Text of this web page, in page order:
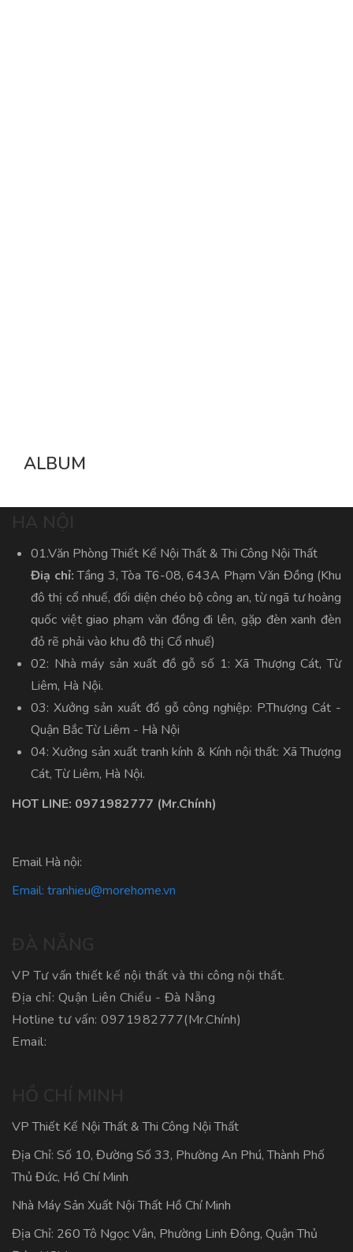
ALBUM
01.Văn Phòng Thiết Kế Nội Thất & Thi Công Nội Thất
Điạ chỉ:Tầng 3, Tòa T6-08, 643A Phạm Văn Đồng (Khu
đô thị cổ nhuế, đối diện chéo bộ công an, từ ngã tư hoàng
quốc việt giao phạm văn đồng đi lên, gặp đèn xanh đèn
đỏ rẽ phải vào khu đô thị Cổ nhuế)
02: Nhà máy sản xuất đồ gỗ số 1: Xã Thượng Cát, Từ
Liêm, Hà Nội.
03: Xưởng sản xuất đồ gỗ công nghiệp: P.Thượng Cát -
Quận Bắc Từ Liêm - Hà Nội
04: Xưởng sản xuất tranh kính & Kính nội thất: Xã Thượng
Cát, Từ Liêm, Hà Nội.
HOT LINE: 0971982777 (Mr.Chính)
Email Hà nội:
Email: tranhieu@morehome.vn
VP Tư vấn thiết kế nội thất và thi công nội thất.
Địa chỉ: Quận Liên Chiểu - Đà Nẵng
Hotline tư vấn: 0971982777(Mr.Chính)
Email:
VP Thiết Kế Nội Thất & Thi Công Nội Thất
Địa Chỉ: Số 10, Đường Số 33, Phường An Phú, Thành Phố
Thủ Đức, Hồ Chí Minh
Nhà Máy Sản Xuất Nội Thất Hồ Chí Minh
Địa Chỉ: 260 Tô Ngọc Vân, Phường Linh Đông, Quận Thủ